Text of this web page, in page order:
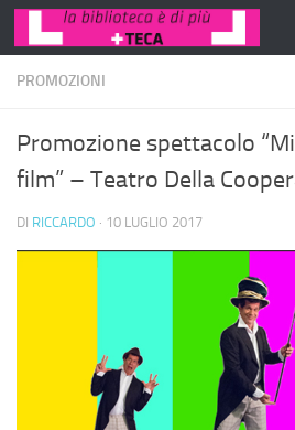
Salta al contenuto
PROMOZIONI
Promozione spettacolo
film” – Teatro Della
DI RICCARDO · 10 LUGLIO 2017